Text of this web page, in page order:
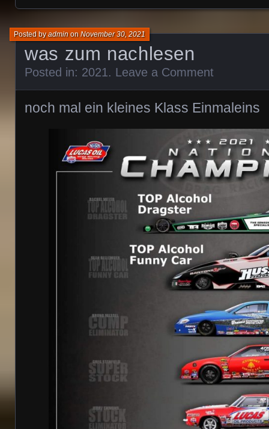
was zum nachlesen
Posted byadminonNovember 30, 2021
Posted in: 2021. Leave a Comment
noch mal ein kleines Klass Einmaleins